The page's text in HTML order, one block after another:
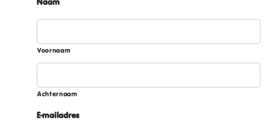
Voornaam
Achternaam
E-mailadres